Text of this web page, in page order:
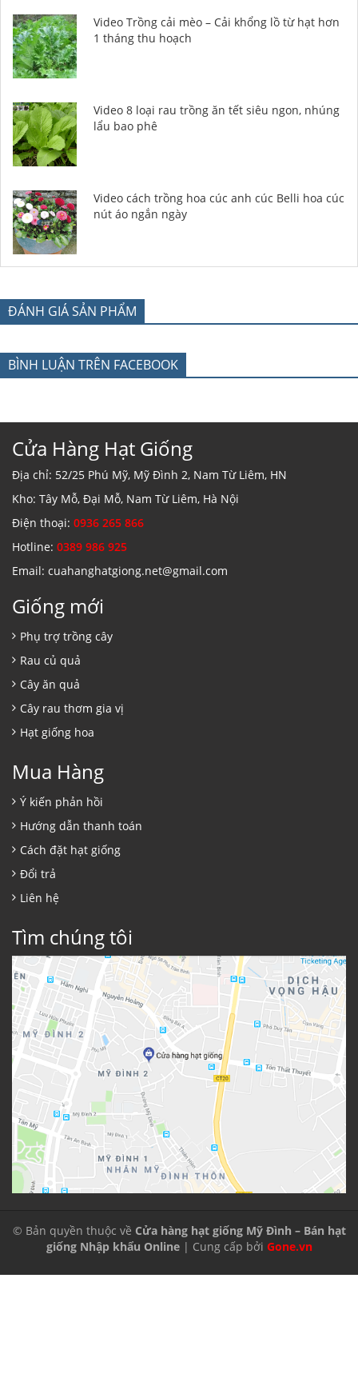
Video Trồng cải mèo – Cải khổng lồ từ hạt hơn
1 tháng thu hoạch
Video 8 loại rau trồng ăn tết siêu ngon, nhúng
lẩu bao phê
Video cách trồng hoa cúc anh cúc Belli hoa cúc
nút áo ngắn ngày
ĐÁNH GIÁ SẢN PHẨM
BÌNH LUẬN TRÊN FACEBOOK
Cửa Hàng Hạt Giống
Địa chỉ: 52/25 Phú Mỹ, Mỹ Đình 2, Nam Từ Liêm, HN
Kho: Tây Mỗ, Đại Mỗ, Nam Từ Liêm, Hà Nội
Điện thoại: 0936 265 866
Hotline: 0389 986 925
Email: cuahanghatgiong.net@gmail.com
Giống mới
Phụ trợ trồng cây
Rau củ quả
Cây ăn quả
Cây rau thơm gia vị
Hạt giống hoa
Mua Hàng
Ý kiến phản hồi
Hướng dẫn thanh toán
Cách đặt hạt giống
Đổi trả
Liên hệ
Tìm chúng tôi
© Bản quyền thuộc về Cửa hàng hạt giống Mỹ Đình – Bán hạt
giống Nhập khẩu Online| Cung cấp bởi Gone.vn